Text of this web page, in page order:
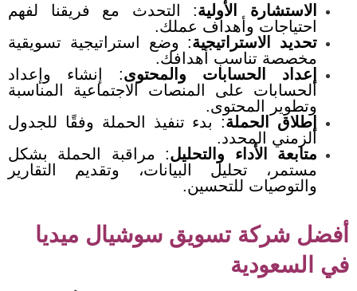
الاستشارة الأولية: التحدث مع فريقنا لفهم
احتياجات وأهداف عملك.
تحديد الاستراتيجية: وضع استراتيجية تسويقية
مخصصة تناسب أهدافك.
إعداد الحسابات والمحتوى: إنشاء وإعداد
الحسابات على المنصات الاجتماعية المناسبة
وتطوير المحتوى.
إطلاق الحملة: بدء تنفيذ الحملة وفقًا للجدول
الزمني المحدد.
متابعة الأداء والتحليل: مراقبة الحملة بشكل
مستمر، تحليل البيانات، وتقديم التقارير
والتوصيات للتحسين.
أفضل شركة تسويق سوشيال ميديا
في السعودية